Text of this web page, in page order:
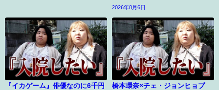
2026年8月6日
『イカゲーム』俳優なのに6千円
橋本環奈×チェ・ジョンヒョプ